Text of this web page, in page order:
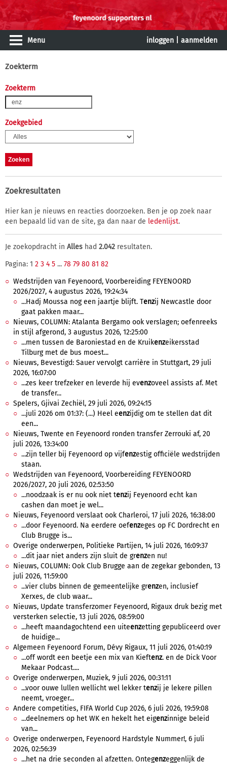
Menu inloggen aanmelden
Zoekterm
Zoekterm
Zoekgebied
Zoekresultaten
Hier kan je nieuws en reacties doorzoeken. Ben je op zoek naar
een bepaald lid van de site, ga dan naar de ledenlijst.
Je zoekopdracht in Alles had 2.042 resultaten.
Pagina: 1 2 3 4 5 ... 78 79 80 81 82
Wedstrijden van Feyenoord, Voorbereiding FEYENOORD
2026/2027, 4 augustus 2026, 19:24:34
...Hadj Moussa nog een jaartje blijft. Tenzij Newcastle door
gaat pakken maar...
Nieuws, COLUMN: Atalanta Bergamo ook verslagen; oefenreeks
in stijl afgerond, 3 augustus 2026, 12:25:00
...men tussen de Baroniestad en de Kruikenzeikersstad
Tilburg met de bus moest...
Nieuws, Bevestigd: Sauer vervolgt carrière in Stuttgart, 29 juli
2026, 16:07:00
...zes keer trefzeker en leverde hij evenzoveel assists af. Met
de transfer...
Spelers, Gjivai Zechiël, 29 juli 2026, 09:24:15
...juli 2026 om 01:37: (...) Heel eenzijdig om te stellen dat dit
een...
Nieuws, Twente en Feyenoord ronden transfer Zerrouki af, 20
juli 2026, 13:34:00
...zijn teller bij Feyenoord op vijfenzestig officiële wedstrijden
staan.
Wedstrijden van Feyenoord, Voorbereiding FEYENOORD
2026/2027, 20 juli 2026, 02:53:50
...noodzaak is er nu ook niet tenzij Feyenoord echt kan
cashen dan moet je wel...
Nieuws, Feyenoord verslaat ook Charleroi, 17 juli 2026, 16:38:00
...door Feyenoord. Na eerdere oefenzeges op FC Dordrecht en
Club Brugge is...
Overige onderwerpen, Politieke Partijen, 14 juli 2026, 16:09:37
...dit jaar niet anders zijn sluit de grenzen nu!
Nieuws, COLUMN: Ook Club Brugge aan de zegekar gebonden, 13
juli 2026, 11:59:00
...vier clubs binnen de gemeentelijke grenzen, inclusief
Xerxes, de club waar...
Nieuws, Update transferzomer Feyenoord, Rigaux druk bezig met
versterken selectie, 13 juli 2026, 08:59:00
...heeft maandagochtend een uiteenzetting gepubliceerd over
de huidige...
Algemeen Feyenoord Forum, Dévy Rigaux, 11 juli 2026, 01:40:19
...off wordt een beetje een mix van Kieftenz. en de Dick Voor
Mekaar Podcast....
Overige onderwerpen, Muziek, 9 juli 2026, 00:31:11
...voor ouwe lullen wellicht wel lekker tenzij je lekere pillen
neemt, vroeger...
Andere competities, FIFA World Cup 2026, 6 juli 2026, 19:59:08
...deelnemers op het WK en hekelt het eigenzinnige beleid
van...
Overige onderwerpen, Feyenoord Hardstyle Nummer!, 6 juli
2026, 02:56:39
...het na drie seconden al afzetten. Ontegenzeggenlijk de